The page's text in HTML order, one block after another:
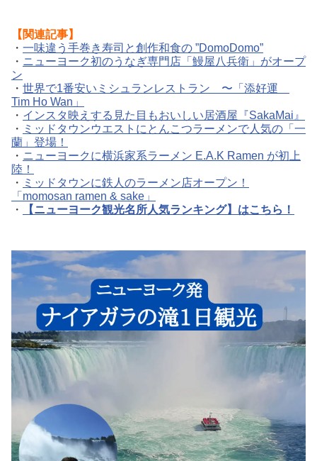
【関連記事】
・ 一味違う手巻き寿司と創作和食の ”DomoDomo”
・ ニューヨーク初のうなぎ専門店「鰻屋八兵衛」がオープ
ン
・ 世界で1番安いミシュランレストラン 〜「添好運
Tim Ho Wan」
・ インスタ映えする見た目もおいしい居酒屋『SakaMai』
・ ミッドタウンウエストにとんこつラーメンで人気の「一
蘭」登場！
・ ニューヨークに横浜家系ラーメン E.A.K Ramen が初上
陸！
・ ミッドタウンに鉄人のラーメン店オープン！
「momosan ramen & sake」
・
【ニューヨーク観光名所人気ランキング】はこちら！